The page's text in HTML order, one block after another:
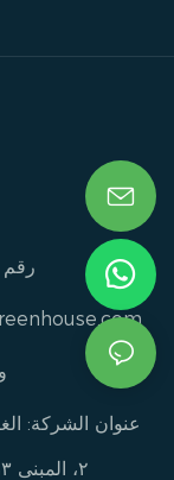
رقم